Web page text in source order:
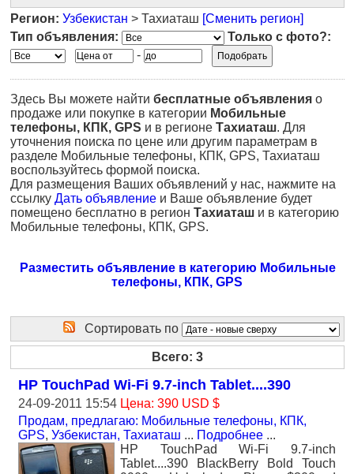
Регион: Узбекистан > Тахиаташ [Сменить регион]
Тип объявления:
Только с фото?:
-
Здесь Вы можете найти бесплатные объявления о
продаже или покупке в категории Мобильные
телефоны, КПК, GPS и в регионе Тахиаташ. Для
уточнения поиска по цене или другим параметрам в
разделе Мобильные телефоны, КПК, GPS, Тахиаташ
воспользуйтесь формой поиска.
Для размещения Ваших объявлений у нас, нажмите на
ссылку Дать объявление и Ваше объявление будет
помещено бесплатно в регион Тахиаташ и в категорию
Мобильные телефоны, КПК, GPS.
Разместить объявление в категорию Мобильные
телефоны, КПК, GPS
Сортировать по
Всего: 3
HP TouchPad Wi-Fi 9.7-inch Tablet....390
24-09-2011 15:54 Цена: 390 USD $
Продам, предлагаю: Мобильные телефоны, КПК,
GPS, Узбекистан, Тахиаташ ... Подробнее ...
HP TouchPad Wi-Fi 9.7-inch
Tablet....390 BlackBerry Bold Touch